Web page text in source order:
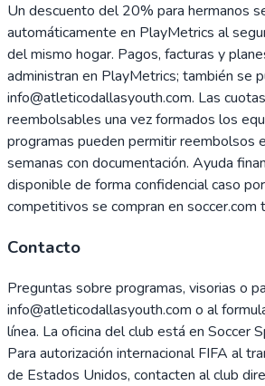
Un descuento del 20% para hermanos
automáticamente en PlayMetrics al
del mismo hogar. Pagos, facturas y
administran en PlayMetrics; también se
info@atleticodallasyouth.com. Las
reembolsables una vez formados los
programas pueden permitir reembolsos
semanas con documentación. Ayuda
disponible de forma confidencial caso
competitivos se compran en soccer.com
Contacto
Preguntas sobre programas, visorias o
info@atleticodallasyouth.com o al
línea. La oficina del club está en Soccer
Para autorización internacional FIFA al
de Estados Unidos, contacten al club